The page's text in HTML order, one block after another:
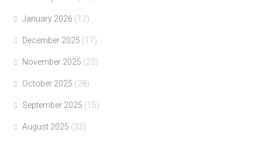
January 2026 (12)
December 2025 (17)
November 2025 (23)
October 2025 (28)
September 2025 (15)
August 2025 (32)